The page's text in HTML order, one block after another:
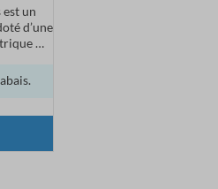
un
d’une
M-